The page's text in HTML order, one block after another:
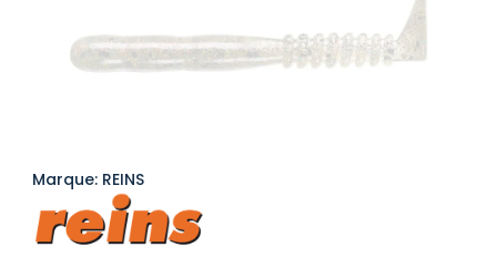
Marque: REINS